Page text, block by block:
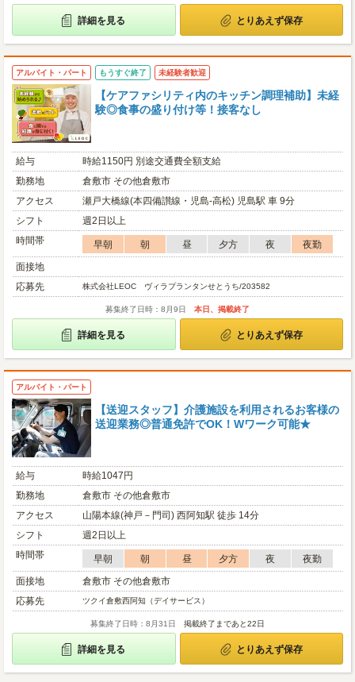
詳細を見る とりあえず保存
アルバイト・パート もうすぐ終了 未経験者歓迎
【ケアファシリティ内のキッチン調理補助】未経
験◎食事の盛り付け等！接客なし
給与
時給1150円 別途交通費全額支給
勤務地
倉敷市 その他倉敷市
アクセス
瀬戸大橋線(本四備讃線・児島-高松) 児島駅 車 9分
シフト
週2日以上
時間帯
早朝 朝 昼 夕方 夜
夜勤
面接地
応募先
株式会社LEOC ヴィラプランタンせとうち/203582
募集終了日時：8月9日 本日、掲載終了
詳細を見る とりあえず保存
アルバイト・パート
【送迎スタッフ】介護施設を利用されるお客様の
送迎業務◎普通免許でOK！Wワーク可能★
給与
時給1047円
勤務地
倉敷市 その他倉敷市
アクセス
山陽本線(神戸－門司) 西阿知駅 徒歩 14分
シフト
週2日以上
時間帯
早朝 朝 昼 夕方 夜
夜勤
面接地
倉敷市 その他倉敷市
応募先
ツクイ倉敷西阿知（デイサービス）
募集終了日時：8月31日 掲載終了まであと22日
詳細を見る とりあえず保存